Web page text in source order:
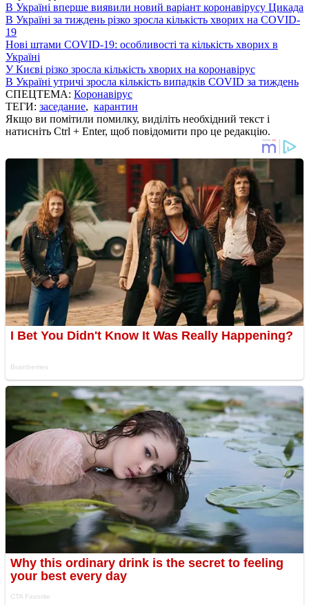
В Україні вперше виявили новий варіант коронавірусу Цикада
В Україні за тиждень різко зросла кількість хворих на COVID-
19
Нові штами COVID-19: особливості та кількість хворих в
Україні
У Києві різко зросла кількість хворих на коронавірус
В Україні утричі зросла кількість випадків COVID за тиждень
СПЕЦТЕМА: Коронавірус
ТЕГИ: заседание, карантин
Якщо ви помітили помилку, виділіть необхідний текст і
натисніть Ctrl + Enter, щоб повідомити про це редакцію.